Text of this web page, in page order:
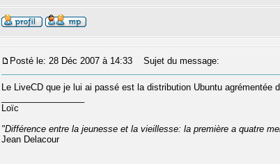
Posté le: 28 Déc 2007 à 14:33 Sujet du message:
Le LiveCD que je lui ai passé est la distribution Ubuntu
Loïc
"Différence entre la jeunesse et la vieillesse: la première a quatre
Jean Delacour